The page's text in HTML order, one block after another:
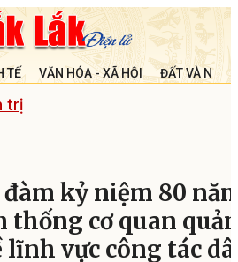
TẾ VĂN HÓA - XÃ HỘI ĐẤT VÀ
trị
kỷ niệm 80
thống cơ quan
lĩnh vực công tác